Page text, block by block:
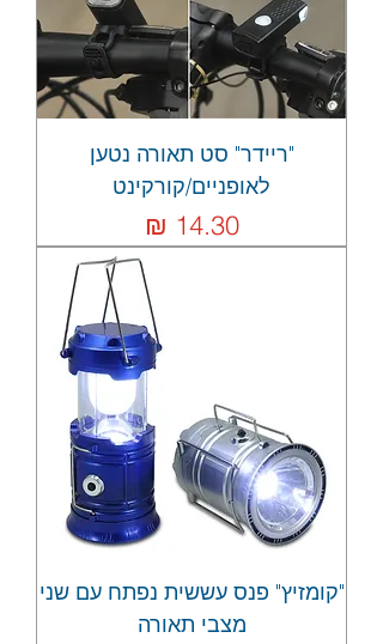
"ריידר" סט תאורה נטען
לאופניים/קורקינט
מחיר‏14.30 ‏₪
"קומזיץ" פנס עששית נפתח עם שני
מצבי תאורה